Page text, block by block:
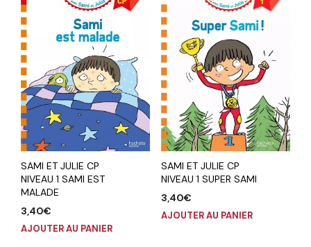
SAMI ET JULIE CP
NIVEAU 1 SAMI EST
MALADE
3,40€
AJOUTER AU PANIER
SAMI ET JULIE CP
NIVEAU 1 SUPER SAMI
3,40€
AJOUTER AU PANIER